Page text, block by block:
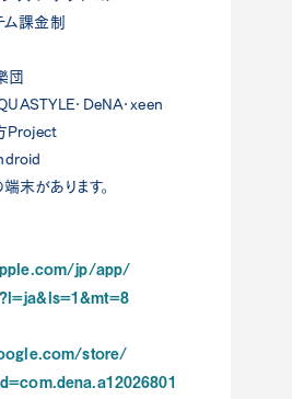
ム課金制
団
・DeNA・xeen
Project
末があります。
jp/app/
store/
6801